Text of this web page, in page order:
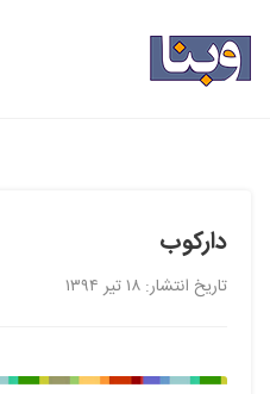
دارکوب
تاریخ انتشار: ۱۸ تیر ۱۳۹۴